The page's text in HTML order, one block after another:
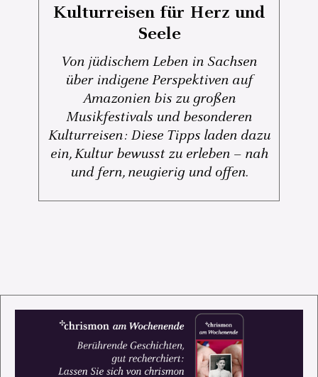
Kulturreisen für Herz und
Seele
Von jüdischem Leben in Sachsen
über indigene Perspektiven auf
Amazonien bis zu großen
Musikfestivals und besonderen
Kulturreisen: Diese Tipps laden dazu
ein, Kultur bewusst zu erleben – nah
und fern, neugierig und offen.